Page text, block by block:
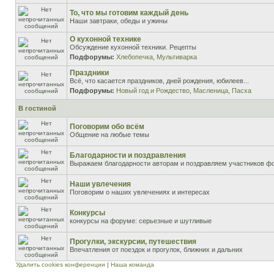
То, что мы готовим каждый день
Наши завтраки, обеды и ужины
О кухонной технике
Обсуждение кухонной техники. Рецепты
Подфорумы: Хлебопечка Мультиварка
Праздники
Всё, что касается праздников, дней рождения, юбилеев...
Подфорумы: Новый год и Рождество Масленица Пасха
В гостиной
Поговорим обо всём
Общение на любые темы
Благодарности и поздравления
Выражаем благодарности авторам и поздравляем участников
Наши увлечения
Поговорим о наших увлечениях и интересах
Конкурсы
конкурсы на форуме: серьезные и шутливые
Прогулки, экскурсии, путешествия
Впечатления от поездок и прогулок, ближних и дальних
Удалить cookies конференции | Наша команда